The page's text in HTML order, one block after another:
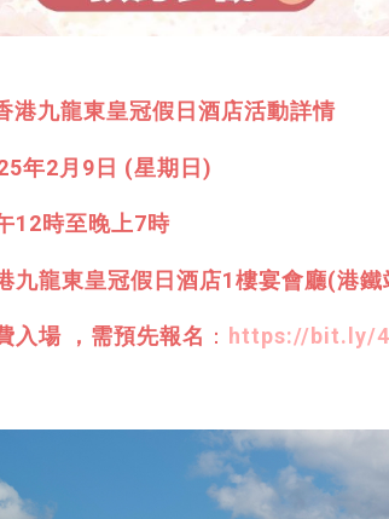
港九龍東皇冠假日酒店活動詳情
年2月9日 (星期日)
12時至晚上7時
九龍東皇冠假日酒店1樓宴會廳(港
入場 ，需預先報名 ： https://bit.ly/